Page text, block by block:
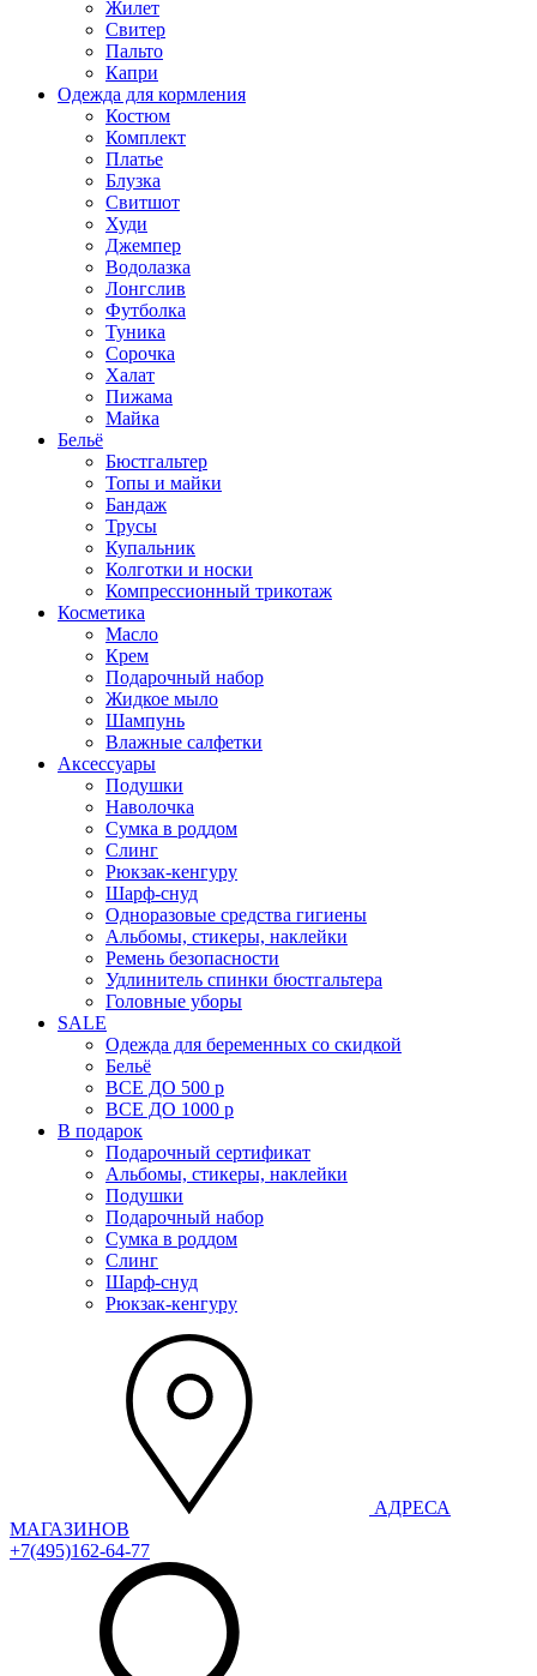
Жилет
Свитер
Пальто
Капри
Одежда для кормления
Костюм
Комплект
Платье
Блузка
Свитшот
Худи
Джемпер
Водолазка
Лонгслив
Футболка
Туника
Сорочка
Халат
Пижама
Майка
Бельё
Бюстгальтер
Топы и майки
Бандаж
Трусы
Купальник
Колготки и носки
Компрессионный трикотаж
Косметика
Масло
Крем
Подарочный набор
Жидкое мыло
Шампунь
Влажные салфетки
Аксессуары
Подушки
Наволочка
Сумка в роддом
Cлинг
Рюкзак-кенгуру
Шарф-снуд
Одноразовые средства гигиены
Альбомы, стикеры, наклейки
Ремень безопасности
Удлинитель спинки бюстгальтера
Головные уборы
SALE
Одежда для беременных со скидкой
Бельё
ВСЕ ДО 500 р
ВСЕ ДО 1000 р
В подарок
Подарочный сертификат
Альбомы, стикеры, наклейки
Подушки
Подарочный набор
Сумка в роддом
Слинг
Шарф-снуд
Рюкзак-кенгуру
АДРЕСА
МАГАЗИНОВ
+7(495)162-64-77